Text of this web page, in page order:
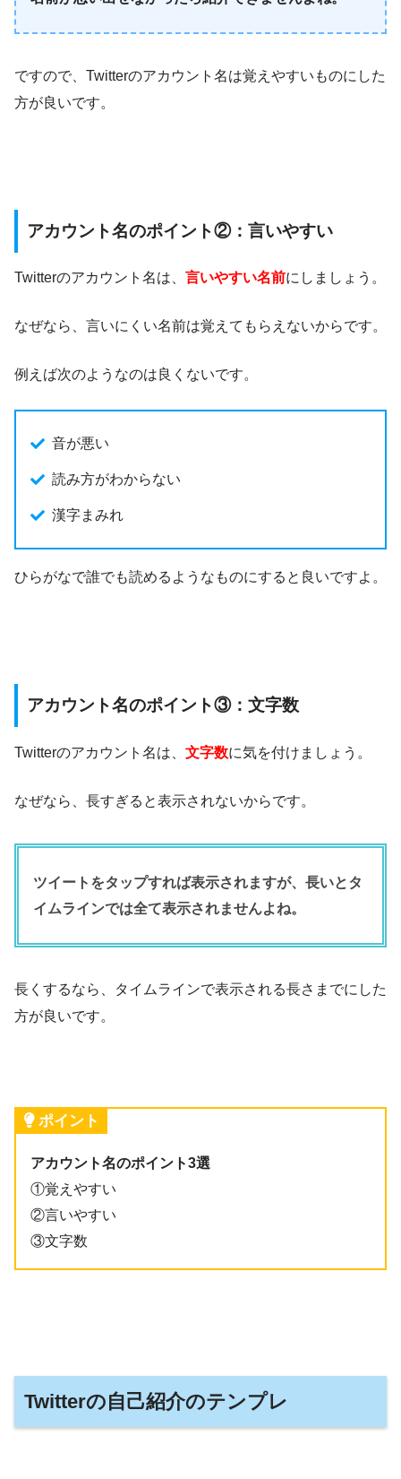
ですので、Twitterのアカウント名は覚えやすいものにした
方が良いです。
アカウント名のポイント②：言いやすい
Twitterのアカウント名は、 言いやすい名前にしましょう。
なぜなら、言いにくい名前は覚えてもらえないからです。
例えば次のようなのは良くないです。
音が悪い
読み方がわからない
漢字まみれ
ひらがなで誰でも読めるようなものにすると良いですよ。
アカウント名のポイント③：文字数
Twitterのアカウント名は、 文字数に気を付けましょう。
なぜなら、長すぎると表示されないからです。
ツイートをタップすれば表示されますが、長いとタ
イムラインでは全て表示されませんよね。
長くするなら、タイムラインで表示される長さまでにした
方が良いです。
ポイント
アカウント名のポイント3選
①覚えやすい
②言いやすい
③文字数
Twitterの自己紹介のテンプレ